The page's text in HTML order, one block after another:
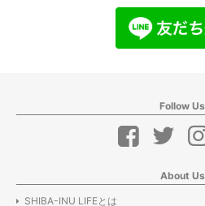
Follow Us
About Us
SHIBA-INU LIFEとは